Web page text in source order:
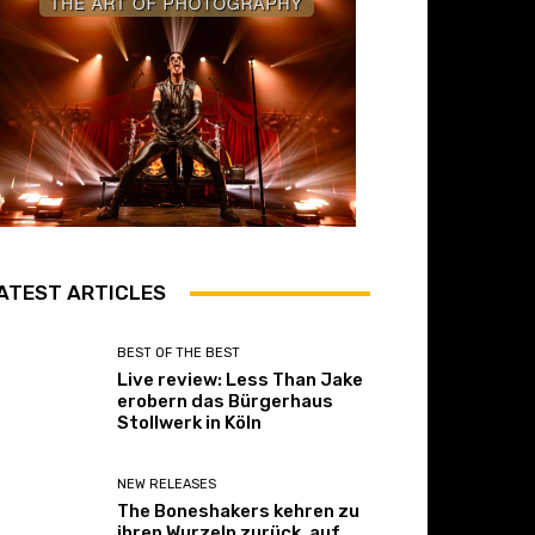
ARTICLES
BEST OF THE BEST
Live review: Less Than Jake
erobern das Bürgerhaus
Stollwerk in Köln
NEW RELEASES
The Boneshakers kehren zu